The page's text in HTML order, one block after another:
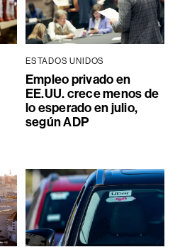
ESTADOS UNIDOS
Empleo privado en
EE.UU. crece menos de
lo esperado en julio,
según ADP